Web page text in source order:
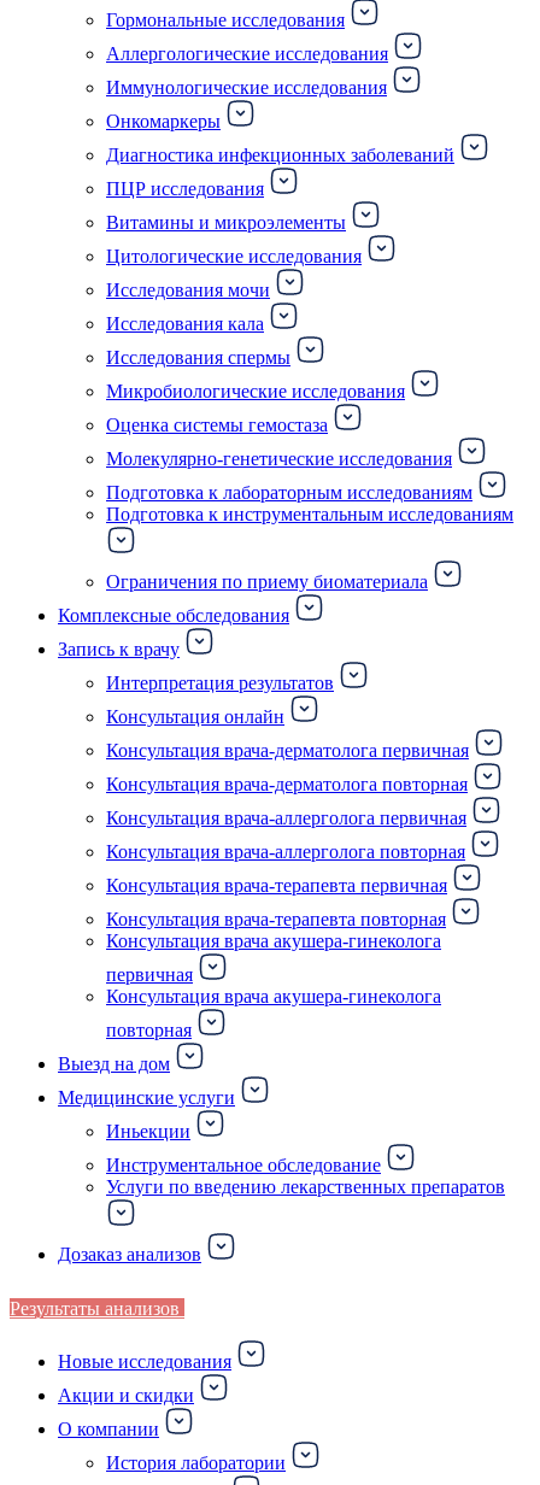
Гормональные исследования
Аллергологические исследования
Иммунологические исследования
Онкомаркеры
Диагностика инфекционных заболеваний
ПЦР исследования
Витамины и микроэлементы
Цитологические исследования
Исследования мочи
Исследования кала
Исследования спермы
Микробиологические исследования
Оценка системы гемостаза
Молекулярно-генетические исследования
Подготовка к лабораторным исследованиям
Подготовка к инструментальным исследованиям
Ограничения по приему биоматериала
Комплексные обследования
Запись к врачу
Интерпретация результатов
Консультация онлайн
Консультация врача-дерматолога первичная
Консультация врача-дерматолога повторная
Консультация врача-аллерголога первичная
Консультация врача-аллерголога повторная
Консультация врача-терапевта первичная
Консультация врача-терапевта повторная
Консультация врача акушера-гинеколога
первичная
Консультация врача акушера-гинеколога
повторная
Выезд на дом
Медицинские услуги
Иньекции
Инструментальное обследование
Услуги по введению лекарственных препаратов
Дозаказ анализов
Результаты анализов
Новые исследования
Акции и скидки
О компании
История лаборатории